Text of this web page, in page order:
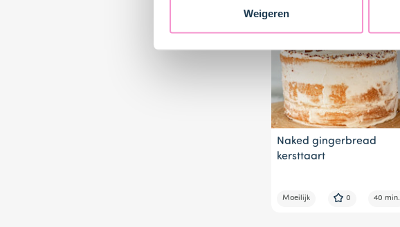
Weigeren
Naked gingerbread
kersttaart
Moeilijk 0 40 min.